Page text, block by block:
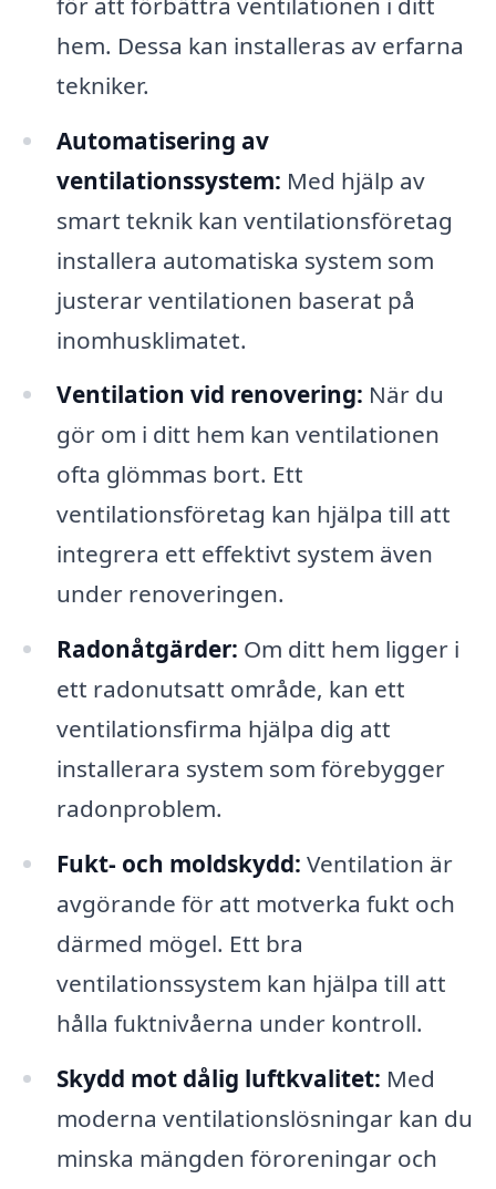
hem. Dessa kan installeras av erfarna
tekniker.
Automatisering av
ventilationssystem: Med hjälp av
smart teknik kan ventilationsföretag
installera automatiska system som
justerar ventilationen baserat på
inomhusklimatet.
Ventilation vid renovering: När du
gör om i ditt hem kan ventilationen
ofta glömmas bort. Ett
ventilationsföretag kan hjälpa till att
integrera ett effektivt system även
under renoveringen.
Radonåtgärder: Om ditt hem ligger i
ett radonutsatt område, kan ett
ventilationsfirma hjälpa dig att
installerara system som förebygger
radonproblem.
Fukt- och moldskydd: Ventilation är
avgörande för att motverka fukt och
därmed mögel. Ett bra
ventilationssystem kan hjälpa till att
hålla fuktnivåerna under kontroll.
Skydd mot dålig luftkvalitet: Med
moderna ventilationslösningar kan du
minska mängden föroreningar och